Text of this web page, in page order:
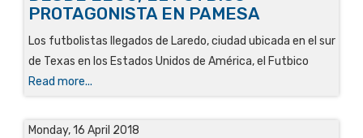
PROTAGONISTA EN PAMESA
Los futbolistas llegados de Laredo, ciudad ubicada en el sur
de Texas en los Estados Unidos de América, el Futbico
Read more...
Monday, 16 April 2018